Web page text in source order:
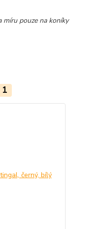
míru pouze na koníky
1